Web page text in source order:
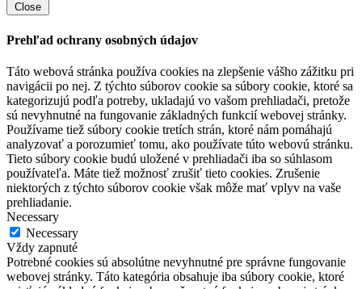
Close
Prehľad ochrany osobných údajov
Táto webová stránka používa cookies na zlepšenie vášho zážitku pri
navigácii po nej. Z týchto súborov cookie sa súbory cookie, ktoré sa
kategorizujú podľa potreby, ukladajú vo vašom prehliadači, pretože
sú nevyhnutné na fungovanie základných funkcií webovej stránky.
Používame tiež súbory cookie tretích strán, ktoré nám pomáhajú
analyzovať a porozumieť tomu, ako používate túto webovú stránku.
Tieto súbory cookie budú uložené v prehliadači iba so súhlasom
používateľa. Máte tiež možnosť zrušiť tieto cookies. Zrušenie
niektorých z týchto súborov cookie však môže mať vplyv na vaše
prehliadanie.
Necessary
Necessary
Vždy zapnuté
Potrebné cookies sú absolútne nevyhnutné pre správne fungovanie
webovej stránky. Táto kategória obsahuje iba súbory cookie, ktoré